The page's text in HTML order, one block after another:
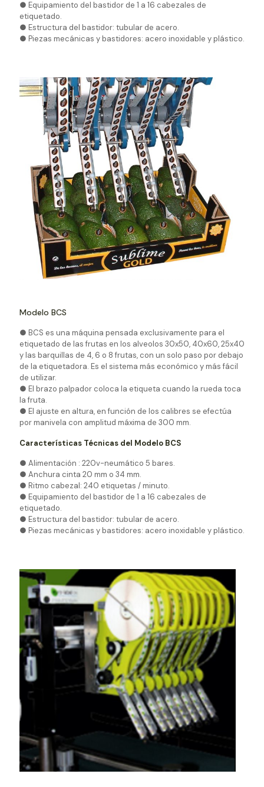
● Equipamiento del bastidor de 1 a 16 cabezales de
etiquetado.
● Estructura del bastidor: tubular de acero.
● Piezas mecánicas y bastidores: acero inoxidable y plástico.
Modelo BCS
● BCS es una máquina pensada exclusivamente para el
etiquetado de las frutas en los alveolos 30x50, 40x60, 25x40
y las barquillas de 4, 6 o 8 frutas, con un solo paso por debajo
de la etiquetadora. Es el sistema más económico y más fácil
de utilizar.
● El brazo palpador coloca la etiqueta cuando la rueda toca
la fruta.
● El ajuste en altura, en función de los calibres se efectúa
por manivela con amplitud máxima de 300 mm.
Características Técnicas del Modelo BCS
● Alimentación : 220v-neumático 5 bares.
● Anchura cinta 20 mm o 34 mm.
● Ritmo cabezal: 240 etiquetas / minuto.
● Equipamiento del bastidor de 1 a 16 cabezales de
etiquetado.
● Estructura del bastidor: tubular de acero.
● Piezas mecánicas y bastidores: acero inoxidable y plástico.